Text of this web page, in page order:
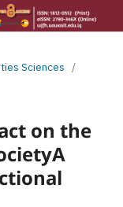
Sciences /
on the